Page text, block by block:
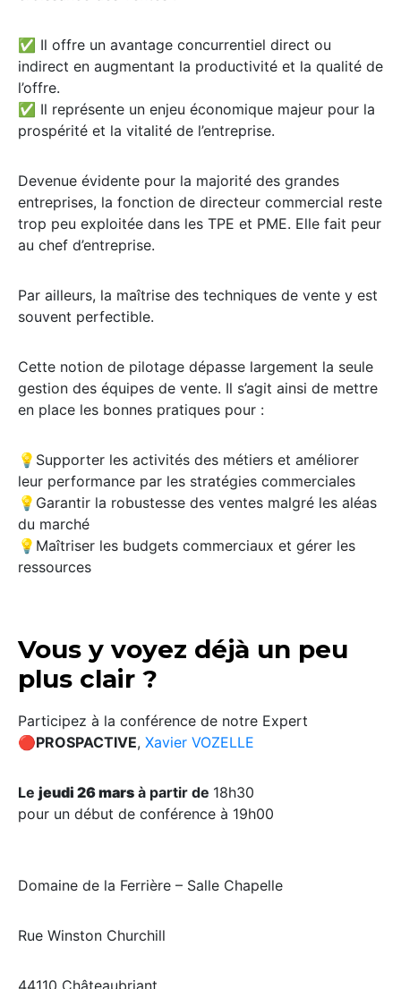
✅ Il offre un avantage concurrentiel direct ou
indirect en augmentant la productivité et la qualité de
l’offre.
✅ Il représente un enjeu économique majeur pour la
prospérité et la vitalité de l’entreprise.
Devenue évidente pour la majorité des grandes
entreprises, la fonction de directeur commercial reste
trop peu exploitée dans les TPE et PME. Elle fait peur
au chef d’entreprise.
Par ailleurs, la maîtrise des techniques de vente y est
souvent perfectible.
Cette notion de pilotage dépasse largement la seule
gestion des équipes de vente. Il s’agit ainsi de mettre
en place les bonnes pratiques pour :
💡Supporter les activités des métiers et améliorer
leur performance par les stratégies commerciales
💡Garantir la robustesse des ventes malgré les aléas
du marché
💡Maîtriser les budgets commerciaux et gérer les
ressources
Vous y voyez déjà un peu
plus clair ?
Participez à la conférence de notre Expert
🔴PROSPACTIVE, Xavier VOZELLE
Le jeudi 26 mars à partir de 18h30
pour un début de conférence à 19h00
Domaine de la Ferrière – Salle Chapelle
Rue Winston Churchill
44110 Châteaubriant